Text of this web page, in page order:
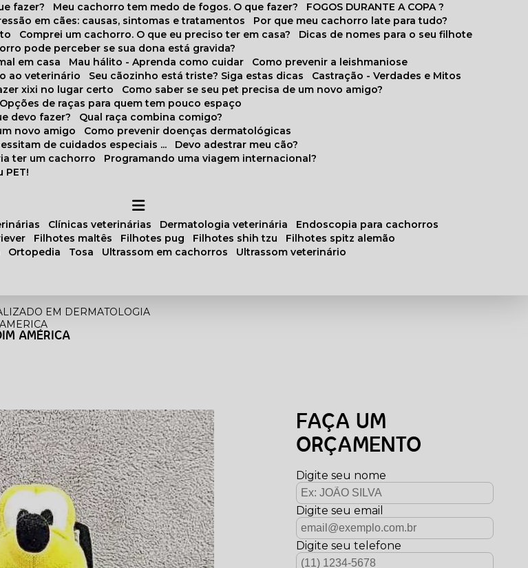
fazer?
Meu cachorro tem medo de fogos. O que fazer?
FOGOS DURANTE A COPA ?
em cães: causas, sintomas e tratamentos
Por que meu cachorro late para tudo?
Comprei um cachorro. O que eu preciso ter em casa?
Dicas de nomes para o seu filhote
pode perceber se sua dona está gravida?
em casa
Mau hálito - Aprenda como cuidar
Como prevenir a leishmaniose
ao veterinário
Seu cãozinho está triste? Siga estas dicas
Castração - Verdades e Mitos
xixi no lugar certo
Como saber se seu pet precisa de um novo amigo?
Opções de raças para quem tem pouco espaço
devo fazer?
Qual raça combina comigo?
novo amigo
Como prevenir doenças dermatológicas
de cuidados especiais ...
Devo adestrar meu cão?
ter um cachorro
Programando uma viagem internacional?
PET!
clínicas veterinárias dermatologia veterinária
endoscopia para cachorros
filhotes maltês filhotes pug filhotes shih tzu
filhotes spitz alemão
ortopedia tosa ultrassom em cachorros
ultrassom veterinário
EM DERMATOLOGIA
AMÉRICA
FAÇA UM
ORÇAMENTO
Digite seu nome
Digite seu email
Digite seu telefone